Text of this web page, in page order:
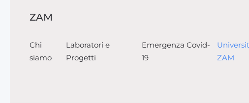
Skip to main content
ZAM
Chi
siamo
Laboratori e
Progetti
Emergenza Covid-
19
ZAM